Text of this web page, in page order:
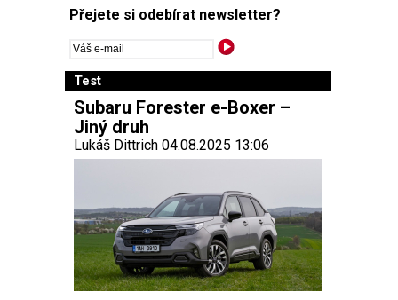
Přejete si odebírat newsletter?
Test
Subaru Forester e-Boxer –
Jiný druh
Lukáš Dittrich 04.08.2025 13:06